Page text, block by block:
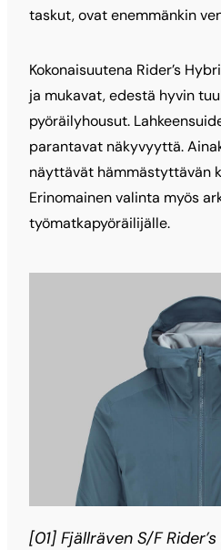
taskut, ovat enemmänkin
Kokonaisuutena Rider’s
ja mukavat, edestä hyvin
pyöräilyhousut.
parantavat näkyvyyttä.
näyttävät hämmästyttävän
Erinomainen valinta myös
työmatkapyöräilijälle.
[01] Fjällräven S/F